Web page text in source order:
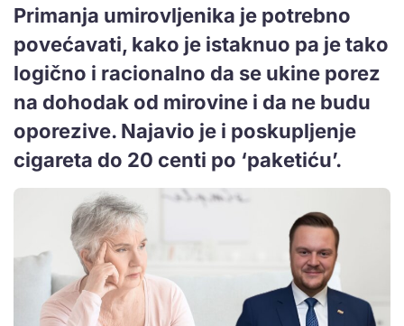
Primanja umirovljenika je potrebno
povećavati, kako je istaknuo pa je tako
logično i racionalno da se ukine porez
na dohodak od mirovine i da ne budu
oporezive. Najavio je i poskupljenje
cigareta do 20 centi po ‘paketiću’.